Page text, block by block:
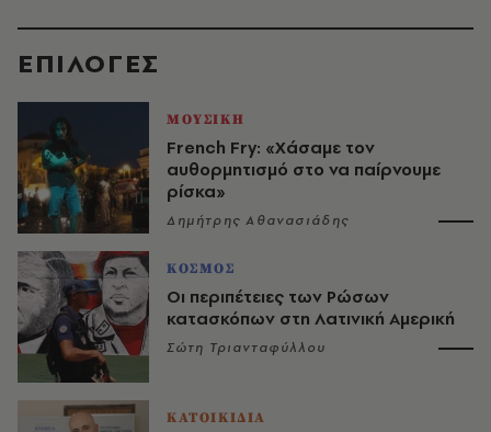
EΠΙΛΟΓΈΣ
ΜΟΥΣΙΚΗ
French Fry: «Χάσαμε τον
αυθορμητισμό στο να παίρνουμε
ρίσκα»
Δημήτρης Αθανασιάδης
ΚΟΣΜΟΣ
Οι περιπέτειες των Ρώσων
κατασκόπων στη Λατινική Αμερική
Σώτη Τριανταφύλλου
ΚΑΤΟΙΚΙΔΙΑ